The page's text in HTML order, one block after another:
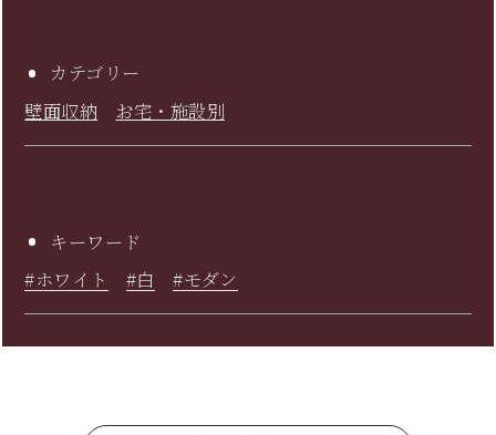
カテゴリー
壁面収納
お宅・施設別
キーワード
#ホワイト
#白 #モダン